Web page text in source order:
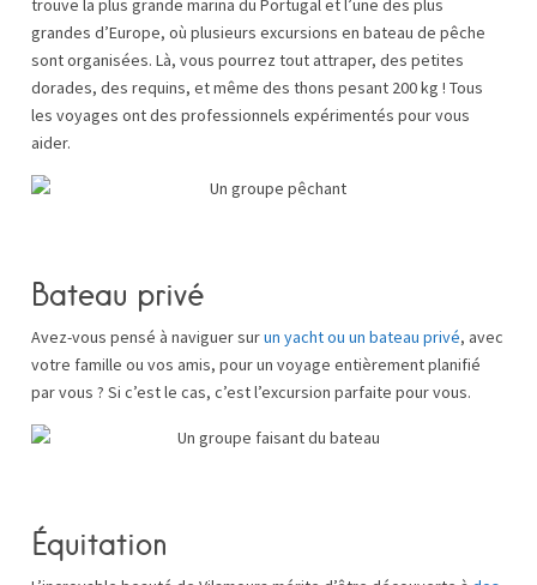
trouve la plus grande marina du Portugal et l’une des plus
grandes d’Europe, où plusieurs excursions en bateau de pêche
sont organisées. Là, vous pourrez tout attraper, des petites
dorades, des requins, et même des thons pesant 200 kg ! Tous
les voyages ont des professionnels expérimentés pour vous
aider.
Bateau privé
Avez-vous pensé à naviguer surun yacht ou un bateau privé, avec
votre famille ou vos amis, pour un voyage entièrement planifié
par vous ? Si c’est le cas, c’est l’excursion parfaite pour vous.
Équitation